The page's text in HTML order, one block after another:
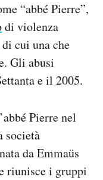
“abbé Pierre”,
di violenza
di cui una che
Gli abusi
e il 2005.
Pierre nel
società
da Emmaüs
riunisce i gruppi